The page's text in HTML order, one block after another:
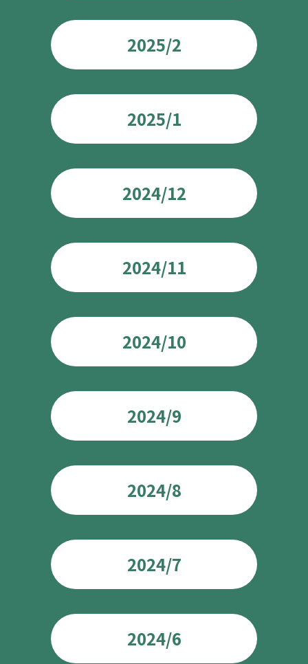
2025/2
2025/1
2024/12
2024/11
2024/10
2024/9
2024/8
2024/7
2024/6